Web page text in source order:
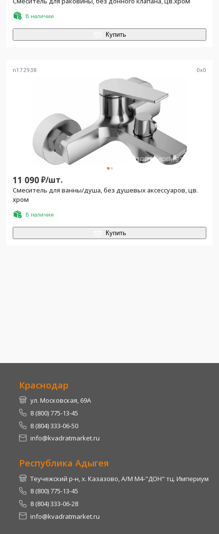
В наличии
Купить
n172938 0x0
11 090₽/шт.
Смеситель для ванны/душа, без душевых аксессуаров, цв.
хром
В наличии
Купить
Краснодар
ул. Московская, 69А
8 (800) 775-13-45
8 (804) 333-06-50
info@kvadratmarket.ru
Республика Адыгея
Теучежский р-н, х. Казазово, А/М М4-"ДОН" тц. Империум
8 (800) 775-13-45
8 (804) 333-06-28
info@kvadratmarket.ru